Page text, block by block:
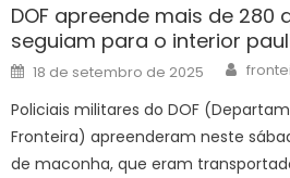
DOF apreende mais de 280
seguiam para o interior
Posted
on
18 de setembro de 2025
Policiais militares do DOF
Fronteira) apreenderam neste
de maconha, que eram